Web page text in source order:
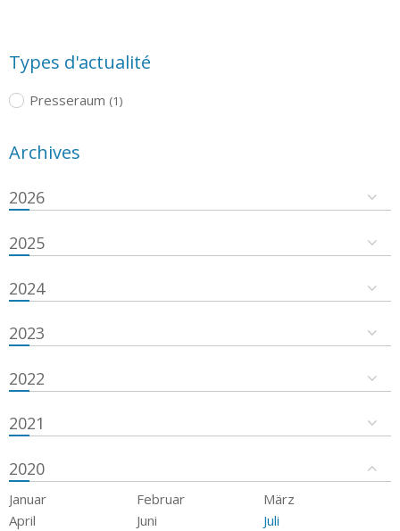
Types d'actualité
Presseraum (1)
Archives
2026
2025
2024
2023
2022
2021
2020
Januar Februar
März
April
Juni
Juli